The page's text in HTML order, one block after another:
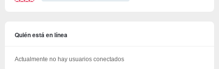
Quién está en línea
Actualmente no hay usuarios conectados